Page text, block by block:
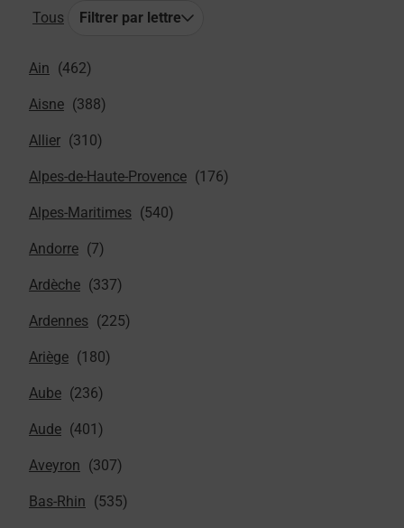
Tous Filtrer par lettre
Ain
Aisne
Allier
Alpes-de-Haute-Provence
Alpes-Maritimes
Andorre
Ardèche
Ardennes
Ariège
Aube
Aude
Aveyron
Bas-Rhin